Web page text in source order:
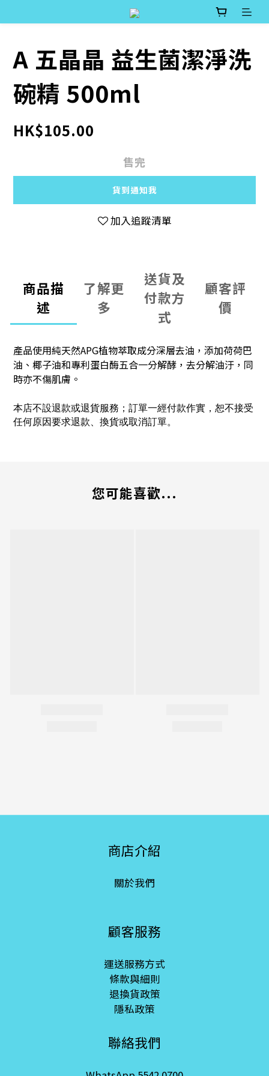
A 五晶晶 益生菌潔淨洗
碗精 500ml
HK$105.00
售完
貨到通知我
加入追蹤清單
商品描
述
了解更
多
送貨及
付款方
式
顧客評
價
產品使用純天然APG植物萃取成分深層去油， 添加荷荷巴
油、椰子油和專利蛋白酶五合一分解酵，去分解油汙，同
時亦不傷肌膚。
本店不設退款或退貨服務；訂單一經付款作實，恕不接受
任何原因要求退款、換貨或取消訂單。
您可能喜歡...
商店介紹
關於我們
顧客服務
運送服務方式
條款與細則
退換貨政策
隱私政策
聯絡我們